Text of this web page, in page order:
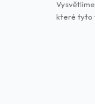
které tyto